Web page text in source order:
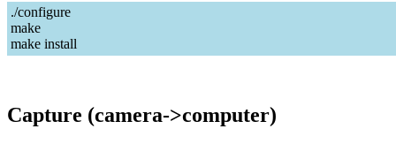
./configure
make
make install
Capture (camera->computer)